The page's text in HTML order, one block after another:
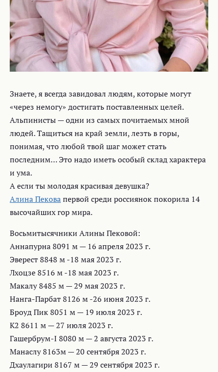
Знаете, я всегда завидовал людям, которые могут
«через немогу» достигать поставленных целей.
Альпинисты — одни из самых почитаемых мной
людей. Тащиться на край земли, лезть в горы,
понимая, что любой твой шаг может стать
последним… Это надо иметь особый склад характера
и ума.
А если ты молодая красивая девушка?
Алина Пековапервой среди россиянок покорила 14
высочайших гор мира.
Восьмитысячники Алины Пековой:
Аннапурна 8091 м — 16 апреля 2023 г.
Эверест 8848 м -18 мая 2023 г.
Лхоцзе 8516 м -18 мая 2023 г.
Макалу 8485 м — 29 мая 2023 г.
Нанга-Парбат 8126 м -26 июня 2023 г.
Броуд Пик 8051 м — 19 июля 2023 г.
K2 8611 м — 27 июля 2023 г.
Гашербрум-I 8080 м — 2 августа 2023 г.
Манаслу 8163м — 20 сентября 2023 г.
Дхаулагири 8167 м — 29 сентября 2023 г.